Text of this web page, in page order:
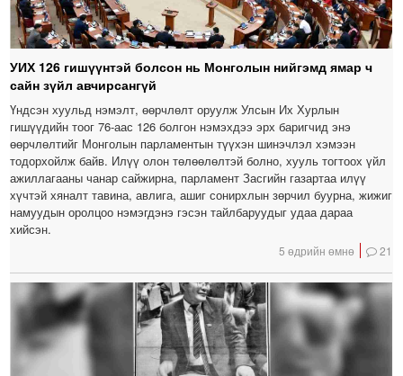
УИХ 126 гишүүнтэй болсон нь Монголын нийгэмд ямар ч
сайн зүйл авчирсангүй
Үндсэн хуульд нэмэлт, өөрчлөлт оруулж Улсын Их Хурлын
гишүүдийн тоог 76-аас 126 болгон нэмэхдээ эрх баригчид энэ
өөрчлөлтийг Монголын парламентын түүхэн шинэчлэл хэмээн
тодорхойлж байв. Илүү олон төлөөлөлтэй болно, хууль тогтоох үйл
ажиллагааны чанар сайжирна, парламент Засгийн газартаа илүү
хүчтэй хяналт тавина, авлига, ашиг сонирхлын зөрчил буурна, жижиг
намуудын оролцоо нэмэгдэнэ гэсэн тайлбаруудыг удаа дараа
хийсэн.
5 өдрийн өмнө 21